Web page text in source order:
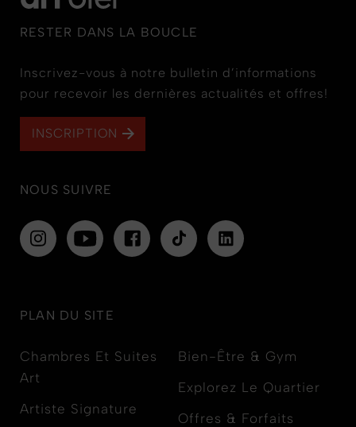
RESTER DANS LA BOUCLE
Inscrivez-vous à notre bulletin d’informations
pour recevoir les dernières actualités et offres!
INSCRIPTION
NOUS SUIVRE
PLAN DU SITE
Chambres Et Suites
Art
Artiste Signature
Bien-Être & Gym
Explorez Le Quartier
Offres & Forfaits